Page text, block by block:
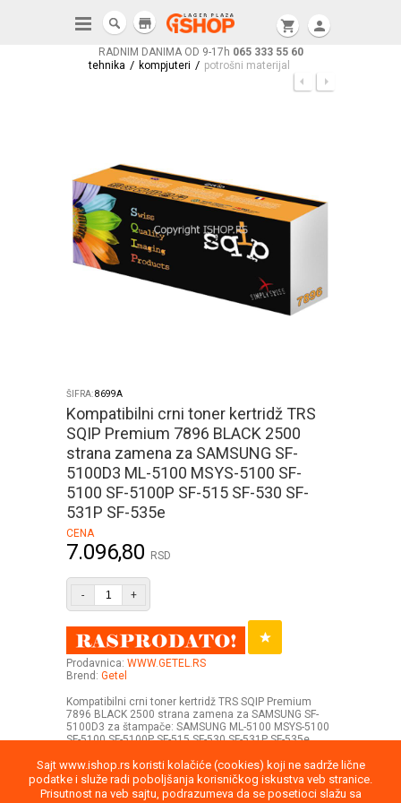
Sajt www.ishop.rs koristi kolačiće (cookies) koji ne sadrže lične
podatke i služe radi poboljšanja korisničkog iskustva veb stranice.
Prisutnost na veb sajtu, podrazumeva da se posetioci slažu sa
RADNIM DANIMA OD 9-17h 065 333 55 60
shopping_cart person
store
tehnika / kompjuteri / potrošni materijal
ŠIFRA:8699A
Kompatibilni crni toner kertridž TRS
SQIP Premium 7896 BLACK 2500
strana zamena za SAMSUNG SF-
5100D3 ML-5100 MSYS-5100 SF-
5100 SF-5100P SF-515 SF-530 SF-
531P SF-535e
CENA
7.096,80 RSD
- +
Prodavnica: WWW.GETEL.RS
Brend: Getel
Kompatibilni crni toner kertridž TRS SQIP Premium
7896 BLACK 2500 strana zamena za SAMSUNG SF-
5100D3 za štampače: SAMSUNG ML-5100 MSYS-5100
SF-5100 SF-5100P SF-515 SF-530 SF-531P SF-535e